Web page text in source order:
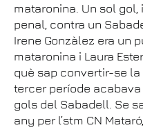
mataronina. Un sol gol,
penal, contra un
Irene Gonzàlez era un
mataronina i Laura
què sap convertir-se la
tercer període
gols del Sabadell. Se
any per l’stm CN